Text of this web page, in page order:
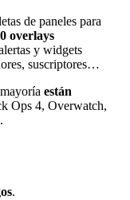
de paneles para
overlays
y widgets
suscriptores…
están
Ops 4, Overwatch,
.